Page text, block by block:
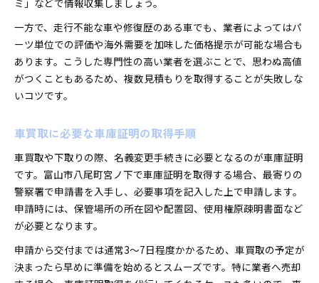
ミ」などで情報収集しましょう。
一方で、走行不能な車や修復歴のある車でも、業者によってはパ
ーツ単位での評価や海外需要を加味した価格提示が可能な場合も
あります。こうした専門性の高い業者を選ぶことで、思わぬ高値
がつくこともあるため、複数見積もりを取得することが失敗しな
いコツです。
車買取に必要な車庫証明の取得手順
車買取や下取りの際、名義変更手続きに必要となるのが車庫証明
です。富山市八尾町宮ノ下で車庫証明を取得する場合、最寄りの
警察署で申請書を入手し、必要事項を記入した上で申請します。
申請時には、保管場所の所在図や配置図、使用権原疎明書面など
が必要となります。
申請から交付までは通常3～7日程度かかるため、車買取の予定が
決まったら早めに準備を始めるとスムーズです。特に業者へ売却